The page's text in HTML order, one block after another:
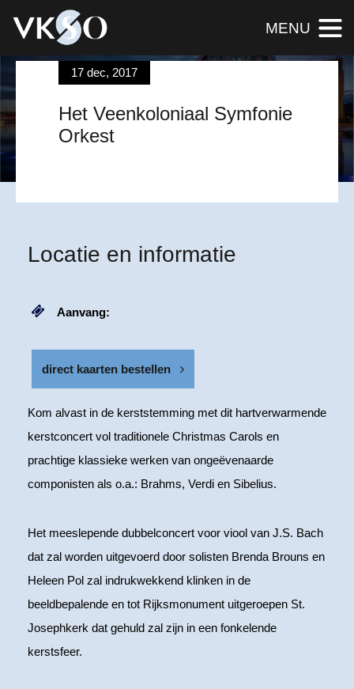
MENU
direct kaarten bestellen
17 dec, 2017
Het Veenkoloniaal Symfonie
Orkest
Locatie en informatie
Aanvang:
direct kaarten bestellen
Kom alvast in de kerststemming met dit hartverwarmende
kerstconcert vol traditionele Christmas Carols en
prachtige klassieke werken van ongeëvenaarde
componisten als o.a.: Brahms, Verdi en Sibelius.
Het meeslepende dubbelconcert voor viool van J.S. Bach
dat zal worden uitgevoerd door solisten Brenda Brouns en
Heleen Pol zal indrukwekkend klinken in de
beeldbepalende en tot Rijksmonument uitgeroepen St.
Josephkerk dat gehuld zal zijn in een fonkelende
kerstsfeer.